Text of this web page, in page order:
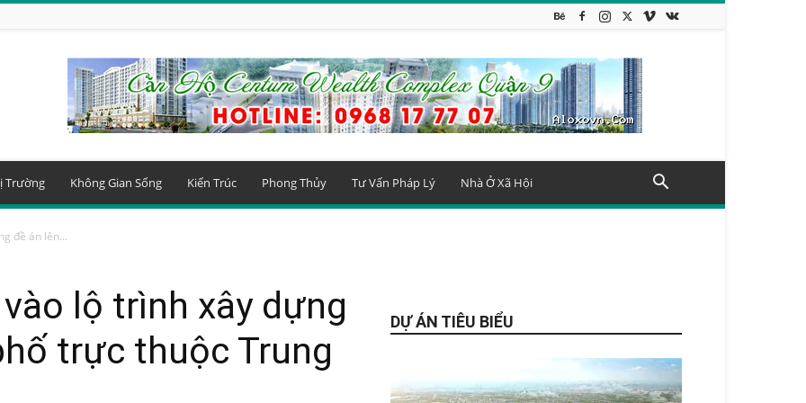
Trường Không Gian Sống Kiến Trúc Phong Thủy Tư Vấn Pháp Lý Nhà Ở Xã Hội
đề án lên...
lộ trình xây dựng
trực thuộc Trung
DỰ ÁN TIÊU BIỂU